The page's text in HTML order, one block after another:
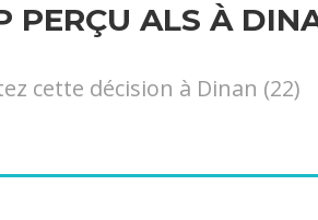
PERÇU ALS À
cette décision à Dinan (22)